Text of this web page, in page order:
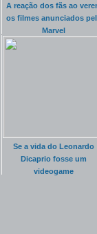
A reação dos fãs ao
os filmes anunciados
Marvel
Se a vida do Leonardo
Dicaprio fosse um
videogame